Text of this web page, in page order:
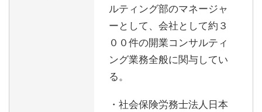
ルティング部のマネージャ
ーとして、会社として約３
００件の開業コンサルティ
ング業務全般に関与してい
る。
・社会保険労務士法人日本